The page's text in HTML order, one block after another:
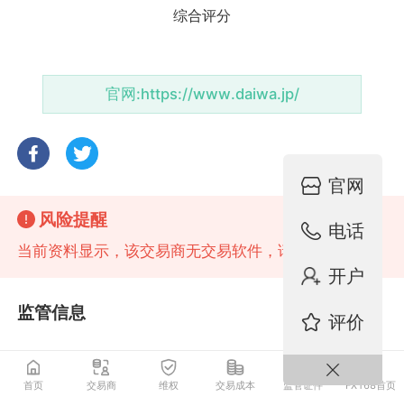
官网:https://www.daiwa.jp/
风险提醒
当前资料显示，该交易商无交易软件，请注意风险!
监管信息
日本FSA零售外汇牌照 监管中
官网
电话
开户
评价
首页 交易商 维权 交易成本 监管证件 FX168首页